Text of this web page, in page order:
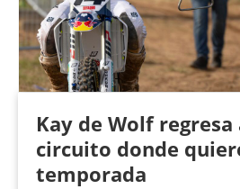
Kay de Wolf
circuito donde
temporada